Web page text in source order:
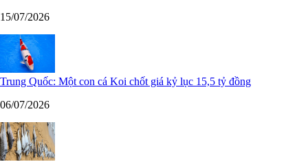
15/07/2026
Trung Quốc: Một con cá Koi chốt giá kỷ lục 15,5 tỷ đồng
06/07/2026